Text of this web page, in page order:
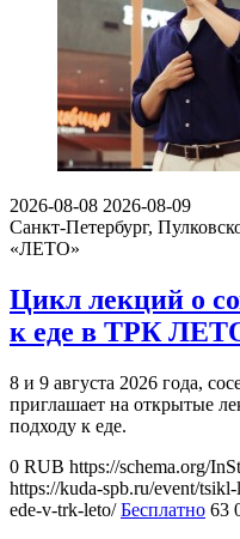
2026-08-08 2026-08-09
Санкт-Петербург,
«ЛЕТО»
Цикл лекций о
к еде в ТРК
8 и 9 августа 2026 года,
приглашает на открытые
подходу к еде.
0 RUB https://schema.org/
https://kuda-spb.ru/event/
ede-v-trk-leto/ Бесплатно 63